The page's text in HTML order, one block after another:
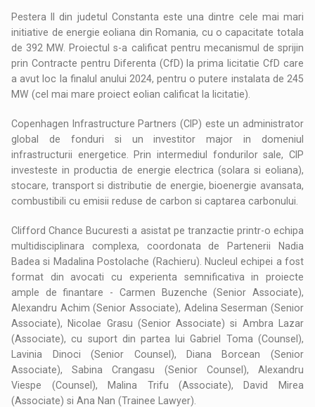
Pestera II din judetul Constanta este una dintre cele mai mari
initiative de energie eoliana din Romania, cu o capacitate totala
de 392 MW. Proiectul s-a calificat pentru mecanismul de sprijin
prin Contracte pentru Diferenta (CfD) la prima licitatie CfD care
a avut loc la finalul anului 2024, pentru o putere instalata de 245
MW (cel mai mare proiect eolian calificat la licitatie).
Copenhagen Infrastructure Partners (CIP) este un administrator
global de fonduri si un investitor major in domeniul
infrastructurii energetice. Prin intermediul fondurilor sale, CIP
investeste in productia de energie electrica (solara si eoliana),
stocare, transport si distributie de energie, bioenergie avansata,
combustibili cu emisii reduse de carbon si captarea carbonului.
Clifford Chance Bucuresti a asistat pe tranzactie printr-o echipa
multidisciplinara complexa, coordonata de Partenerii Nadia
Badea si Madalina Postolache (Rachieru). Nucleul echipei a fost
format din avocati cu experienta semnificativa in proiecte
ample de finantare - Carmen Buzenche (Senior Associate),
Alexandru Achim (Senior Associate), Adelina Seserman (Senior
Associate), Nicolae Grasu (Senior Associate) si Ambra Lazar
(Associate), cu suport din partea lui Gabriel Toma (Counsel),
Lavinia Dinoci (Senior Counsel), Diana Borcean (Senior
Associate), Sabina Crangasu (Senior Counsel), Alexandru
Viespe (Counsel), Malina Trifu (Associate), David Mirea
(Associate) si Ana Nan (Trainee Lawyer).